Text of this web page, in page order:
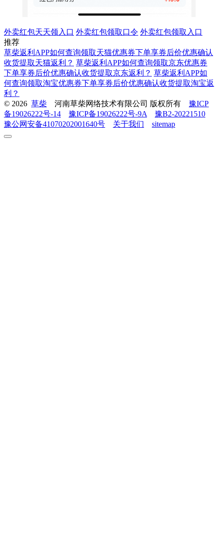
外卖红包天天领入口 外卖红包领取口令 外卖红包领取入口
推荐
草柴返利APP如何查询领取天猫优惠券下单享券后价优惠确认
收货提取天猫返利？ 草柴返利APP如何查询领取京东优惠券
下单享券后价优惠确认收货提取京东返利？ 草柴返利APP如
何查询领取淘宝优惠券下单享券后价优惠确认收货提取淘宝返
利？
© 2026 草柴 河南草柴网络技术有限公司 版权所有 豫ICP
备19026222号-14
豫ICP备19026222号-9A
豫B2-20221510
豫公网安备41070202001640号
关于我们 sitemap